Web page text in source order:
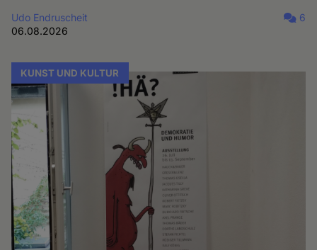
Udo Endruscheit
06.08.2026
6
KUNST UND KULTUR